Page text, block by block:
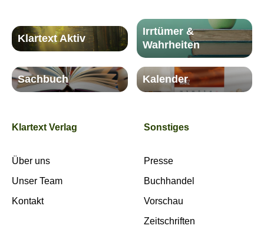
Klartext Aktiv
Irrtümer &
Wahrheiten
Sachbuch Kalender
Klartext Verlag
Über uns
Unser Team
Kontakt
Sonstiges
Presse
Buchhandel
Vorschau
Zeitschriften